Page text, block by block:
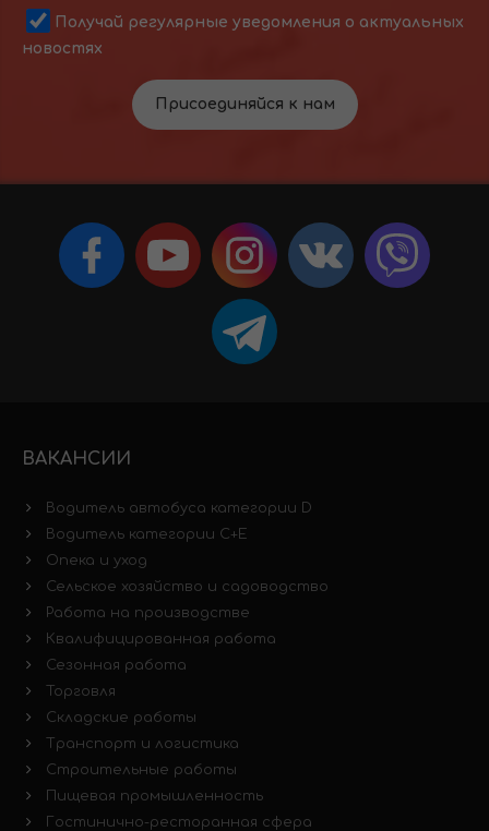
Получай регулярные уведомления о актуальных
новостях
Присоединяйся к нам
ВАКАНСИИ
Водитель автобуса категории D
Водитель категории C+E
Опека и уход
Сельское хозяйство и садоводство
Работа на производстве
Квалифицированная работа
Сезонная работа
Торговля
Складские работы
Транспорт и логистика
Строительные работы
Пищевая промышленность
Гостинично-ресторанная сфера